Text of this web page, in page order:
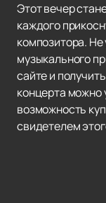
Этот вечер
каждого
композитора. Не
музыкального
сайте и
концерта можно
возможность
свидетелем